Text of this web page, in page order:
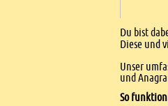
Einleitung
Du bist
Diese und
Unser
und
So